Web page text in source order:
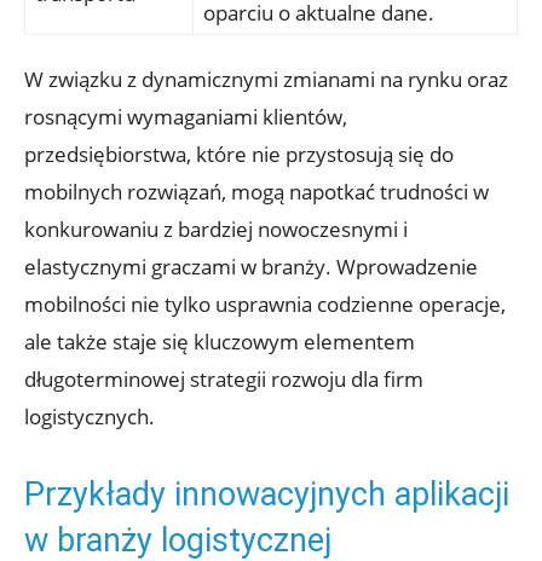
oparciu o aktualne ⁤dane.
W​ związku z dynamicznymi zmianami na rynku oraz
rosnącymi ‌wymaganiami klientów,
⁤przedsiębiorstwa, ‍które nie przystosują się do
mobilnych rozwiązań,⁢ mogą napotkać trudności⁤ w
konkurowaniu z bardziej nowoczesnymi i
elastycznymi graczami w branży. Wprowadzenie
mobilności nie tylko usprawnia ‍codzienne operacje,
ale ‍także ⁢staje się kluczowym elementem
długoterminowej strategii rozwoju dla firm
logistycznych.
Przykłady innowacyjnych aplikacji
⁣w​ branży logistycznej